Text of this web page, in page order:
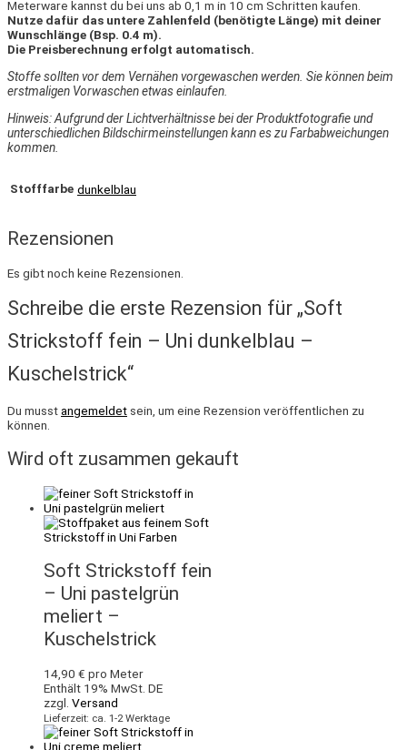
Meterware kannst du bei uns ab 0,1 m in 10 cm Schritten kaufen.
Nutze dafür das untere Zahlenfeld (benötigte Länge) mit deiner
Wunschlänge (Bsp. 0.4 m).
Die Preisberechnung erfolgt automatisch.
Stoffe sollten vor dem Vernähen vorgewaschen werden. Sie können beim
erstmaligen Vorwaschen etwas einlaufen.
Hinweis: Aufgrund der Lichtverhältnisse bei der Produktfotografie und
unterschiedlichen Bildschirmeinstellungen kann es zu Farbabweichungen
kommen.
Stofffarbe dunkelblau
Rezensionen
Es gibt noch keine Rezensionen.
Schreibe die erste Rezension für „Soft
Strickstoff fein – Uni dunkelblau –
Kuschelstrick“
Du musstangemeldet sein, um eine Rezension veröffentlichen zu
können.
Wird oft zusammen gekauft
Soft Strickstoff fein
– Uni pastelgrün
meliert –
Kuschelstrick
14,90 € pro Meter
Enthält 19% MwSt. DE
zzgl. Versand
Lieferzeit: ca. 1-2 Werktage